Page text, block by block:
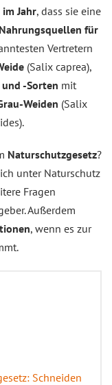
Jahr, dass sie eine
Nahrungsquellen für
Vertretern
(Salix caprea),
-Sorten mit
Weiden (Salix
Naturschutzgesetz?
unter Naturschutz
Fragen
Außerdem
, wenn es zur
Schneiden